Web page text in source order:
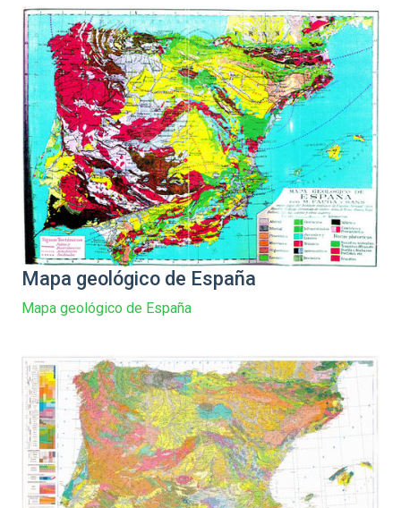
Mapa geológico de España
Mapa geológico de España